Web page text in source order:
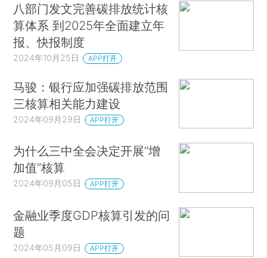
八部门发文完善碳排放统计核
算体系 到2025年全面建立年
报、快报制度
2024年10月25日 APP打开
马骏：银行应加强碳排放范围
三核算相关能力建设
2024年09月29日 APP打开
为什么三中全会决定开展“增
加值”核算
2024年09月05日 APP打开
金融业季度GDP核算引发的问
题
2024年05月09日 APP打开